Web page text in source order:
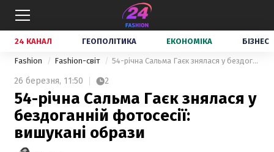
24 КАНАЛ ГЕОПОЛІТИКА ЕКОНОМІКА БІЗНЕС
Fashion Fashion-світ 54-річна Сальма Гаєк знялася у бездоганній фотосесії: вишукані образи
26 березня, 11:50 2
54-річна Сальма Гаєк знялася у
бездоганній фотосесії:
вишукані образи